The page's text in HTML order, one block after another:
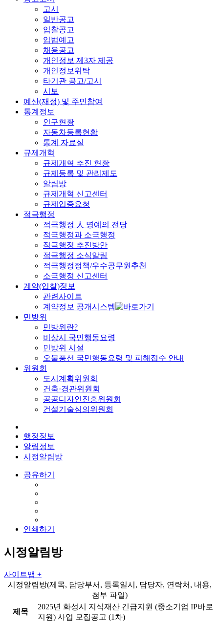
고시
일반공고
입찰공고
입법예고
채용공고
개인정보 제3자 제공
개인정보위탁
타기관 공고/고시
시보
예산(재정) 및 주민참여
통계정보
인구현황
자동차등록현황
통계 자료실
규제개혁
규제개혁 추진 현황
규제등록 및 관리제도
알림방
규제개혁 신고센터
규제입증요청
적극행정
적극행정 人 명예의 전당
적극행정과 소극행정
적극행정 추진방안
적극행정 소식알림
적극행정정책/우수공무원추천
소극행정 신고센터
계약(입찰)정보
관련사이트
계약정보 공개시스템
민방위
민방위란?
비상시 국민행동요령
민방위 시설
오물풍선 국민행동요령 및 피해접수 안내
위원회
도시계획위원회
건축·경관위원회
공공디자인진흥위원회
건설기술심의위원회
행정정보
알림정보
시정알림방
공유하기
인쇄하기
시정알림방
사이트맵 +
시정알림방(제목, 담당부서, 등록일시, 담당자, 연락처, 내용,
첨부 파일)
제목
2025년 화성시 지식재산 긴급지원 (중소기업 IP바로
지원) 사업 모집공고 (1차)